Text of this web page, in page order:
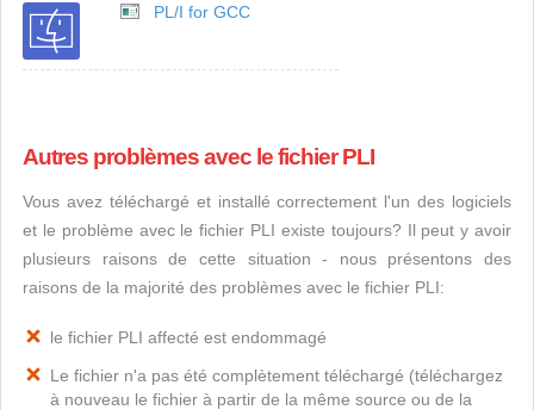
PL/I for GCC
Autres problèmes avec le fichier PLI
Vous avez téléchargé et installé correctement l'un des logiciels
et le problème avec le fichier PLI existe toujours? Il peut y avoir
plusieurs raisons de cette situation - nous présentons des
raisons de la majorité des problèmes avec le fichier PLI:
le fichier PLI affecté est endommagé
Le fichier n'a pas été complètement téléchargé (téléchargez
à nouveau le fichier à partir de la même source ou de la